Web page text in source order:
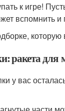
к игре!
вспомнить
ракета для
у вас